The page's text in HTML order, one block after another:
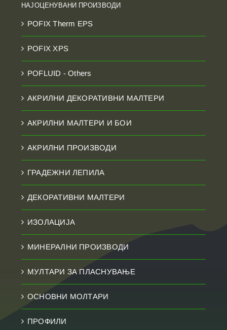
НАЈОЦЕНУВАНИ ПРОИЗВОДИ
POFIX Therm EPS
POFIX XPS
POFLUID - Others
АКРИЛНИ ДЕКОРАТИВНИ МАЛТЕРИ
АКРИЛНИ МАЛТЕРИ И БОИ
АКРИЛНИ ПРОИЗВОДИ
ГРАДЕЖНИ ЛЕПИЛА
ДЕКОРАТИВНИ МАЛТЕРИ
ИЗОЛАЦИЈА
МИНЕРАЛНИ ПРОИЗВОДИ
МУЛТАРИ ЗА ПЛАСНУВАЊЕ
ОСНОВНИ МОЛТАРИ
ПРОФИЛИ